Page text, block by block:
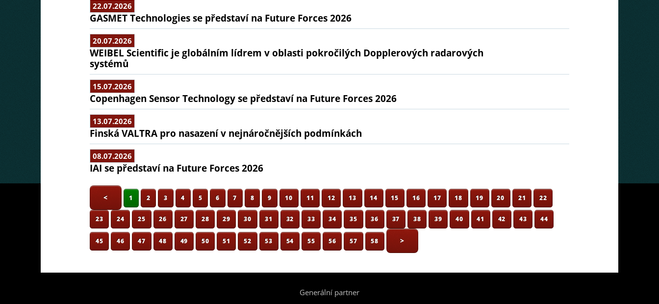
22.07.2026
GASMET Technologies se představí na Future Forces 2026
20.07.2026
WEIBEL Scientific je globálním lídrem v oblasti pokročilých Dopplerových radarových
systémů
15.07.2026
Copenhagen Sensor Technology se představí na Future Forces 2026
13.07.2026
Finská VALTRA pro nasazení v nejnáročnějších podmínkách
08.07.2026
IAI se představí na Future Forces 2026
< 1 2 3 4 5 6 7 8 9 10 11 12 13 14 15 16 17 18 19 20 21 22
23 24 25 26 27 28 29 30 31 32 33 34 35 36 37 38 39 40 41 42 43 44
45 46 47 48 49 50 51 52 53 54 55 56 57 58 >
Generální partner